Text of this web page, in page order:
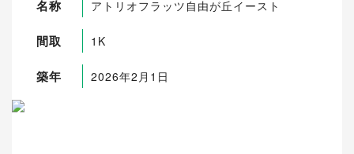
名称 アトリオフラッツ自由が丘イースト
間取 1K
築年 2026年2月1日